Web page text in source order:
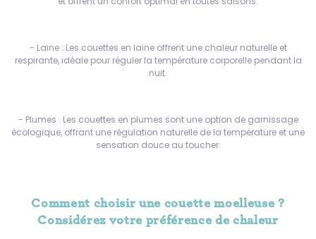
- Laine : Les couettes en laine offrent une chaleur naturelle et
respirante, idéale pour réguler la température corporelle pendant la
nuit.
- Plumes : Les couettes en plumes sont une option de garnissage
écologique, offrant une régulation naturelle de la température et une
sensation douce au toucher.
Comment choisir une couette moelleuse ?
Considérez votre préférence de chaleur